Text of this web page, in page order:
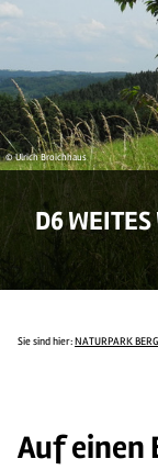
© Ulrich Broichhaus
D6
Sie sind hier:NATURPARK
Auf einen